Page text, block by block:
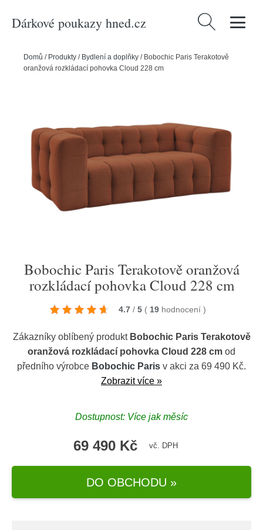
Dárkové poukazy hned.cz Vyhledávání
Domů / Produkty / Bydlení a doplňky / Bobochic Paris Terakotově
oranžová rozkládací pohovka Cloud 228 cm
Bobochic Paris Terakotově oranžová
rozkládací pohovka Cloud 228 cm
4.7 / 5 ( 19 hodnocení )
Zákazníky oblíbený produkt Bobochic Paris Terakotově
oranžová rozkládací pohovka Cloud 228 cm od
předního výrobce Bobochic Paris v akci za 69 490 Kč.
Zobrazit více »
Dostupnost: Více jak měsíc
69 490 Kč vč. DPH
DO OBCHODU »